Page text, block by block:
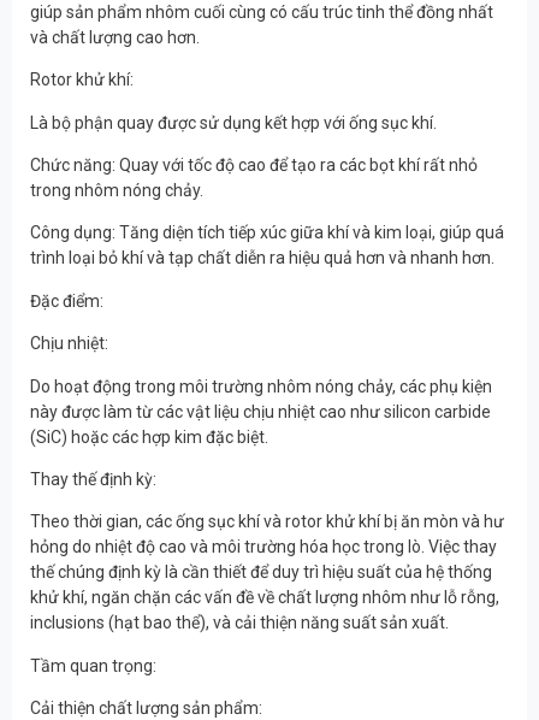
giúp sản phẩm nhôm cuối cùng có cấu trúc tinh thể đồng nhất
và chất lượng cao hơn.
Rotor khử khí:
Là bộ phận quay được sử dụng kết hợp với ống sục khí.
Chức năng: Quay với tốc độ cao để tạo ra các bọt khí rất nhỏ
trong nhôm nóng chảy.
Công dụng: Tăng diện tích tiếp xúc giữa khí và kim loại, giúp quá
trình loại bỏ khí và tạp chất diễn ra hiệu quả hơn và nhanh hơn.
Đặc điểm:
Chịu nhiệt:
Do hoạt động trong môi trường nhôm nóng chảy, các phụ kiện
này được làm từ các vật liệu chịu nhiệt cao như silicon carbide
(SiC) hoặc các hợp kim đặc biệt.
Thay thế định kỳ:
Theo thời gian, các ống sục khí và rotor khử khí bị ăn mòn và hư
hỏng do nhiệt độ cao và môi trường hóa học trong lò. Việc thay
thế chúng định kỳ là cần thiết để duy trì hiệu suất của hệ thống
khử khí, ngăn chặn các vấn đề về chất lượng nhôm như lỗ rỗng,
inclusions (hạt bao thể), và cải thiện năng suất sản xuất.
Tầm quan trọng:
Cải thiện chất lượng sản phẩm: